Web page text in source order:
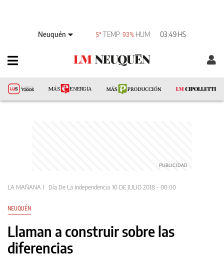
Neuquén 5°TEMP 93% HUM 03:49 HS
LA MAÑANA Día De La Independencia 10 DE JULIO 2018 - 00:00
NEUQUÉN
Llaman a construir sobre las
diferencias